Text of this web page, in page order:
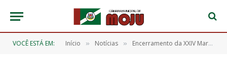
VOCÊ ESTÁ EM: Início » Notícias » Encerramento da XXIV Marcha dos Legislativos Municipais